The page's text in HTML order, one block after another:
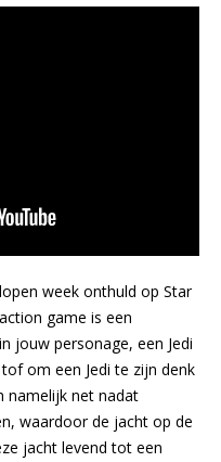
week onthuld op Star
game is een
jouw personage, een Jedi
om een Jedi te zijn denk
namelijk net nadat
waardoor de jacht op de
jacht levend tot een